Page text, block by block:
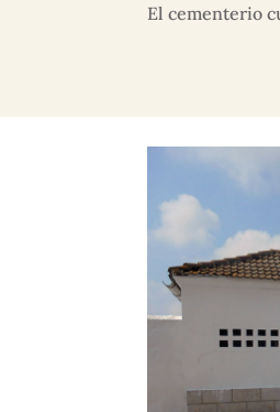
El cementerio